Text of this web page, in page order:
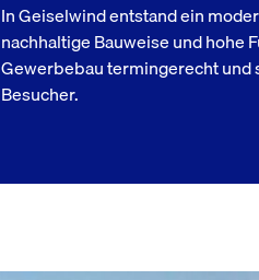
In Geiselwind entstand ein
nachhaltige Bauweise und hohe
Gewerbebau termingerecht
Besucher.